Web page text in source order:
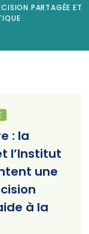
PARTAGÉE ET
: la
l’Institut
une
à la